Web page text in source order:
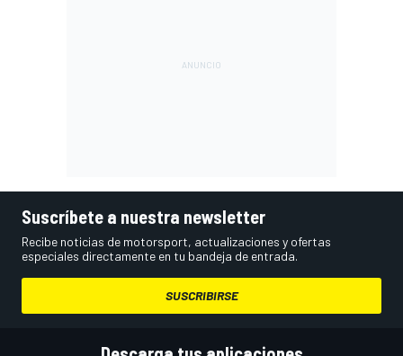
Suscríbete a nuestra newsletter
Recibe noticias de motorsport, actualizaciones y ofertas
especiales directamente en tu bandeja de entrada.
SUSCRIBIRSE